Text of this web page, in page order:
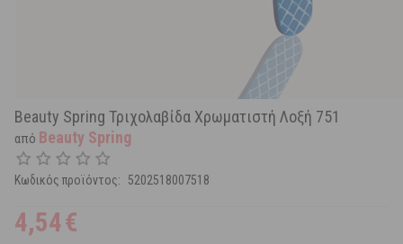
Beauty Spring Τριχολαβίδα Χρωματιστή Λοξή 751
από Beauty Spring
Κωδικός προϊόντος: 5202518007518
4,54€